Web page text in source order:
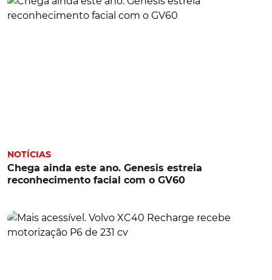
NOTÍCIAS
Chega ainda este ano. Genesis estreia
reconhecimento facial com o GV60